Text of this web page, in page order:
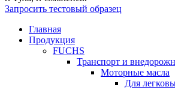
Запросить тестовый образец
Главная
Продукция
FUCHS
Транспорт и
Моторные масла
Для